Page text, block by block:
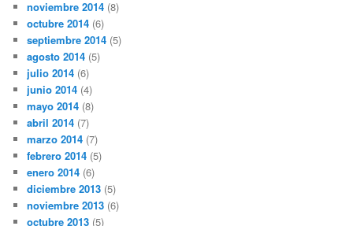
noviembre 2014 (8)
octubre 2014 (6)
septiembre 2014 (5)
agosto 2014 (5)
julio 2014 (6)
junio 2014 (4)
mayo 2014 (8)
abril 2014 (7)
marzo 2014 (7)
febrero 2014 (5)
enero 2014 (6)
diciembre 2013 (5)
noviembre 2013 (6)
octubre 2013 (5)